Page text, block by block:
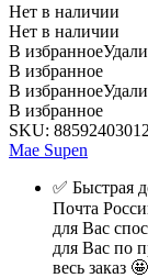
Нет в наличии
Нет в наличии
В избранное
В избранное
В избранное
В избранное
SKU:
Mae Supen
✅ Быстрая
Почта
для Вас
для Вас по
весь заказ